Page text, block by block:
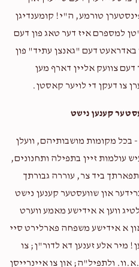
$305
David
Donated
קארו
$230
Donated
טורמע, ה"י! קומענדיגן
דאנערשטאג פנחס, יולי דעם 25'טן למספרם איז דער טאג פון דעם
באדראעט דעם "גאנצן עתיד" פון
צוועק אליין דארף מען
צו דעקן די לויער קאסטן.
קענען נישט
בכל מקומות מושבותיהם, וועלן
עולמות זיין בתפילה ותחנונים,
ביד צר, עוררה גבורתך
און שוועסטער קענען נישט
ווען א אידישע מאמע ווערט
א אידישע משפחה פארלירט סיי
מיר אלע זענען דא לדור"ן; צו
ולתפיל"ה; און צו איינרייסן